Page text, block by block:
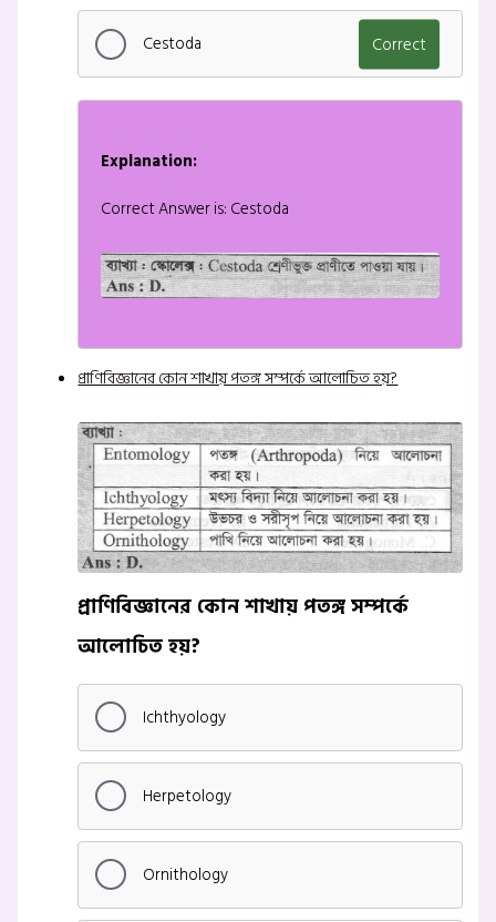
Cestoda Correct
Explanation:
Correct Answer is: Cestoda
প্রাণিবিজ্ঞানের কোন শাখায় পতঙ্গ সম্পর্কে আলোচিত হয়?
প্রাণিবিজ্ঞানের কোন শাখায় পতঙ্গ সম্পর্কে
আলোচিত হয়?
Ichthyology
Herpetology
Ornithology